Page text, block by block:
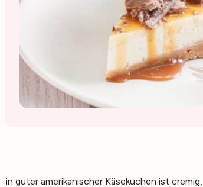
Ein guter amerikanischer Käsekuchen ist